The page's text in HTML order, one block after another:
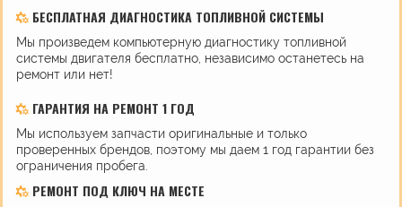
БЕСПЛАТНАЯ ДИАГНОСТИКА ТОПЛИВНОЙ СИСТЕМЫ
Мы произведем компьютерную диагностику топливной
системы двигателя бесплатно, независимо останетесь на
ремонт или нет!
ГАРАНТИЯ НА РЕМОНТ 1 ГОД
Мы используем запчасти оригинальные и только
проверенных брендов, поэтому мы даем 1 год гарантии без
ограничения пробега.
РЕМОНТ ПОД КЛЮЧ НА МЕСТЕ